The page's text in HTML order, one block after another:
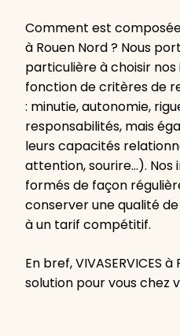
Comment est composée
à Rouen Nord ? Nous
particulière à choisir
fonction de critères de
: minutie, autonomie,
responsabilités, mais
leurs capacités
attention, sourire…).
formés de façon
conserver une qualité
à un tarif compétitif.
En bref, VIVASERVICES
solution pour vous chez